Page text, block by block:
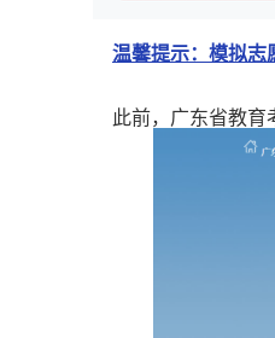
温馨提示：模拟志
此前，广东省教育